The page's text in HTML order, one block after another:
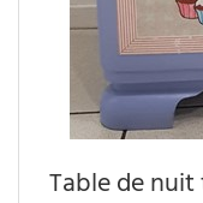
Table de nuit